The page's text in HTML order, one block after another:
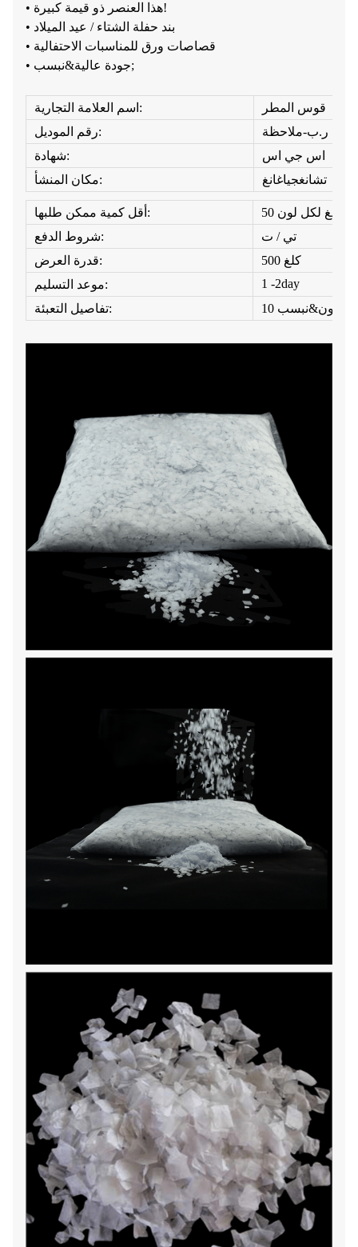
• هذا العنصر ذو قيمة كبيرة!
• بند حفلة الشتاء / عيد الميلاد
• قصاصات ورق للمناسبات الاحتفالية
• جودة عالية&نبسب;
اسم العلامة التجارية:
قوس المطر
رقم الموديل:
ر.ب-ملاحظة
شهادة:
اس جي اس
مكان المنشأ:
تشانغجياغانغ
أقل كمية ممكن طلبها:
50 كلغ لكل لون
شروط الدفع:
تي / ت
قدرة العرض:
500 كلغ
موعد التسليم:
1 -2day
تفاصيل التعبئة: